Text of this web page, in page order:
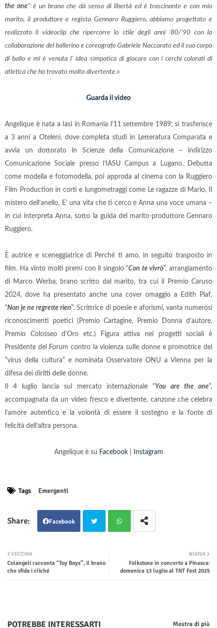
the one” è un brano che dà senso di libertà ed è trascinante e con mio
marito, il produttore e regista Gennaro Ruggiero, abbiamo progettato e
realizzato il videoclip che ripercorre lo stile degli anni ‘80/’90 con la
collaborazione del ballerino e coreografo Gabriele Naccarato ed il suo corpo
di ballo e mi è venuta l' idea simpatica di giocare con i cerchi colorati di
atletica che ho trovato molto divertente.»
Guarda il video
Angelique è nata a Iasi in Romania l’11 settembre 1989; si trasferisce
a 3 anni a Oteleni, dove completa studi in Letteratura Comparata e
avvia un dottorato in Scienze della Comunicazione – indirizzo
Comunicazione Sociale presso l’IASU Campus a Lugano. Debutta
come modella e fotomodella, poi approda al cinema con la Ruggiero
Film Production in corti e lungometraggi come Le ragazze di Mario, Il
mistero dell’anello, E’ una vita che ti cerco e Anna una voce umana –
in cui interpreta Anna, sotto la guida del marito-produttore Gennaro
Ruggiero.
È autrice e sceneggiatrice di Perché ti amo, in seguito trasposto in
film. Ha vinto molti premi con il singolo “Con te vivrò”, arrangiamento
di Marco Werba, brano scritto dal marito, tra cui il Premio Caruso
2024, dove ha presentato anche una cover omaggio a Edith Piaf,
“Non je ne regrette rien”. Scrittrice di poesie e aforismi, vanta numerosi
riconoscimenti poetici (Premio Cartagine, Premio Donna d’autore,
Premio Colosseo d’Oro etc.) Figura attiva nei progetti sociali è
Presidente del Forum contro la violenza sulle donne e promotrice del
“virus della cultura” e nominata Osservatore ONU a Vienna per la
difesa dei diritti delle donne.
Il 4 luglio lancia sul mercato internazionale “You are the one”,
accompagnata da un video fresco e divertente, canzone che celebra
l’amore autentico e la volontà di essere il sostegno e la fonte di
felicità dell’altra persona.
Angelique è su Facebook| Instagram
Tags Emergenti
Facebook
ter
NUOVA
Folkstone in concerto a Pinasca:
domenica 13 luglio al TNT Fest 2025
VECCHIA
Colangeli racconta “Toy Boys”, il brano
che sfida i cliché
POTREBBE INTERESSARTI Mostra di più